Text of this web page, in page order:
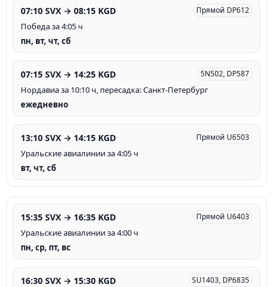
07:10 SVX → 08:15 KGD Прямой DP612
Победа за 4:05 ч
пн, вт, чт, сб
07:15 SVX → 14:25 KGD 5N502, DP587
Нордавиа за 10:10 ч, пересадка: Санкт-Петербург
ежедневно
13:10 SVX → 14:15 KGD Прямой U6503
Уральские авиалинии за 4:05 ч
вт, чт, сб
15:35 SVX → 16:35 KGD Прямой U6403
Уральские авиалинии за 4:00 ч
пн, ср, пт, вс
16:30 SVX → 15:30 KGD SU1403, DP6835